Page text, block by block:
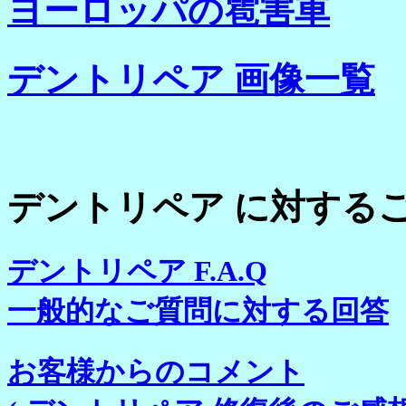
ヨーロッパの雹害車
デントリペア 画像一覧
デントリペア に対する
デントリペア F.A.Q
一般的なご質問に対する回答
お客様からのコメント